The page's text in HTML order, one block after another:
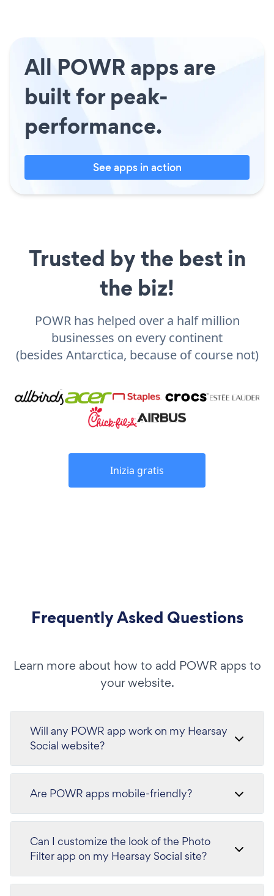
All POWR apps are
built for peak-
performance.
See apps in action
Trusted by the best in
the biz!
POWR has helped over a half million
businesses on every continent
(besides Antarctica, because of course not)
Inizia gratis
Frequently Asked Questions
Learn more about how to add POWR apps to
your website.
Will any POWR app work on my Hearsay
Social website?
Are POWR apps mobile-friendly?
Can I customize the look of the Photo
Filter app on my Hearsay Social site?